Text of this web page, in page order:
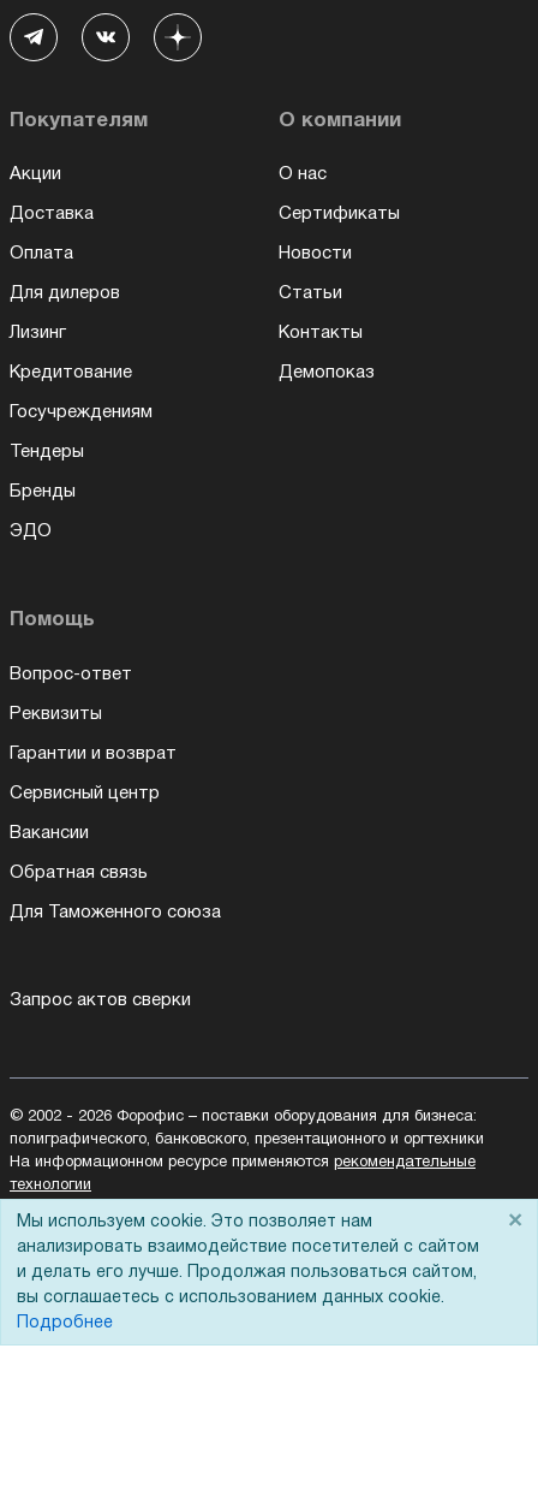
Покупателям
Акции
Доставка
Оплата
Для дилеров
Лизинг
Кредитование
Госучреждениям
Тендеры
Бренды
ЭДО
О компании
О нас
Сертификаты
Новости
Статьи
Контакты
Демопоказ
Помощь
Вопрос-ответ
Реквизиты
Гарантии и возврат
Сервисный центр
Вакансии
Обратная связь
Для Таможенного союза
Запрос актов сверки
© 2002 - 2026 Форофис – поставки оборудования для бизнеса:
полиграфического, банковского, презентационного и оргтехники
На информационном ресурсе применяются рекомендательные
технологии
соответствуетполитике обработки данных
Политика обработки персональных данных
Согласие на обработку персональных данных
Мы используем cookie. Это позволяет нам
анализировать взаимодействие посетителей с сайтом
и делать его лучше. Продолжая пользоваться сайтом,
вы соглашаетесь с использованием данных cookie.
Подробнее
×